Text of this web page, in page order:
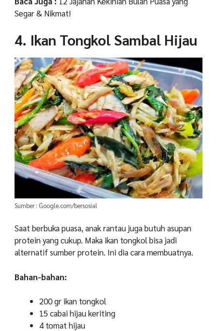
Segar & Nikmat!
4. Ikan Tongkol Sambal Hijau
Sumber : Google.com/bersosial
Saat berbuka puasa, anak rantau juga butuh asupan
protein yang cukup. Maka ikan tongkol bisa jadi
alternatif sumber protein. Ini dia cara membuatnya.
Bahan-bahan:
200 gr ikan tongkol
15 cabai hijau keriting
4 tomat hijau